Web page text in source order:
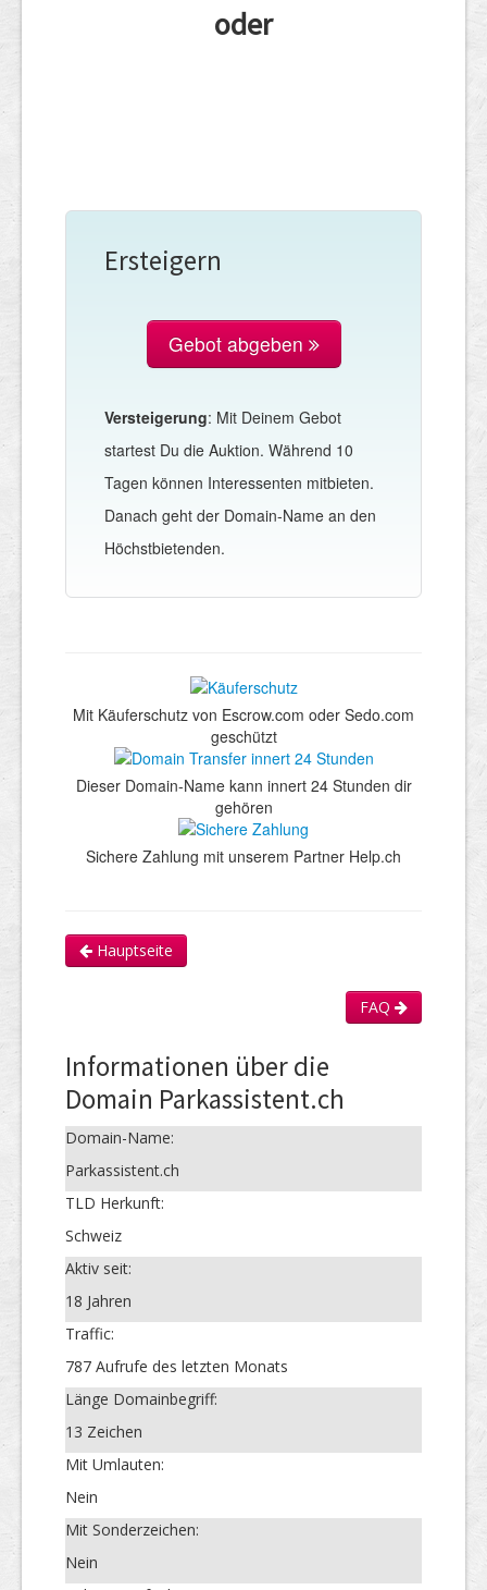
oder
Ersteigern
Gebot abgeben
Versteigerung: Mit Deinem Gebot
startest Du die Auktion. Während 10
Tagen können Interessenten mitbieten.
Danach geht der Domain-Name an den
Höchstbietenden.
Mit Käuferschutz von Escrow.com oder Sedo.com
geschützt
Dieser Domain-Name kann innert 24 Stunden dir
gehören
Sichere Zahlung mit unserem Partner Help.ch
Hauptseite
FAQ
Informationen über die
Domain Parkassistent.ch
Domain-Name:
Parkassistent.ch
TLD Herkunft:
Schweiz
Aktiv seit:
18 Jahren
Traffic:
787 Aufrufe des letzten Monats
Länge Domainbegriff:
13 Zeichen
Mit Umlauten:
Nein
Mit Sonderzeichen:
Nein